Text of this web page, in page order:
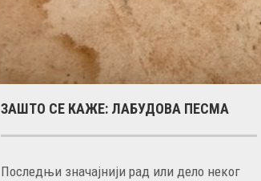
ЗАШТО СЕ КАЖЕ: ЛАБУДОВА ПЕСМА
Последњи значајнији рад или дело неког